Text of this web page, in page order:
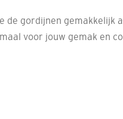
de gordijnen gemakkelijk
voor jouw gemak en